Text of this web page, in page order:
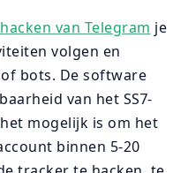
van Telegram je
volgen en
bots. De software
van het SS7-
mogelijk is om het
binnen 5-20